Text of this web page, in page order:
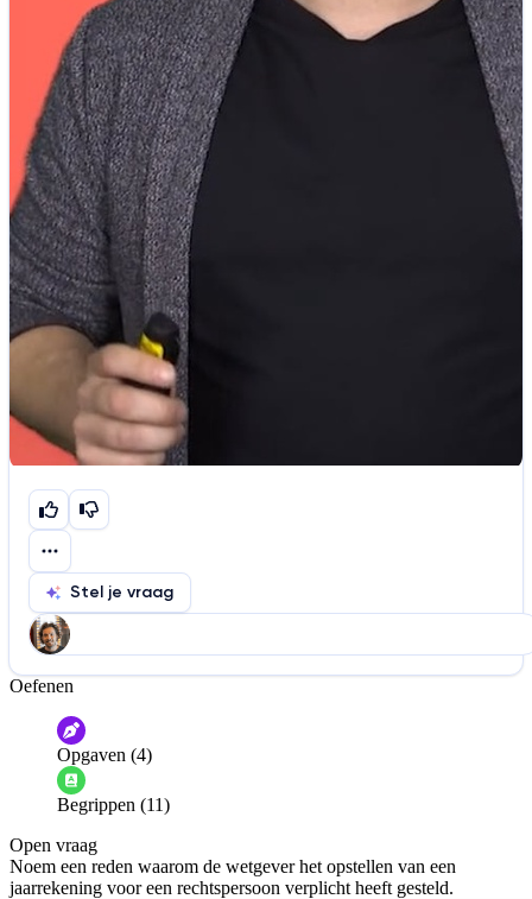
Stel je vraag
Help ons de video te verbeteren
De audio is slecht
Informatie is onjuist
De docent is te langdradig
De uitleg gaat te langzaam
Afspelen werkte niet
Iets anders
Oefenen
Opgaven (4)
Begrippen (11)
Open vraag
Noem een reden waarom de wetgever het opstellen van een
jaarrekening voor een rechtspersoon verplicht heeft gesteld.